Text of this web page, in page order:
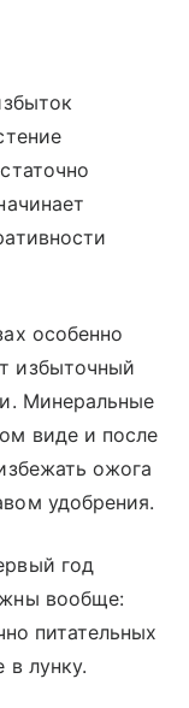
особенно
избыточный
Минеральные
виде и после
ожога
удобрения.
год
вообще:
питательных
в лунку.